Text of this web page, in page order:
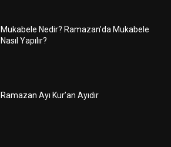
Mukabele Nedir? Ramazan’da Mukabele
Nasıl Yapılır?
Ramazan Ayı Kur’an Ayıdır